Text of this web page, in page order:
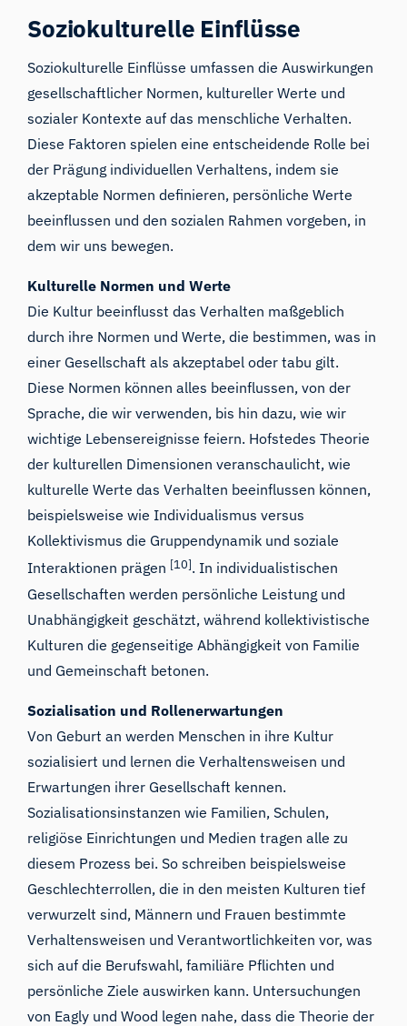
Soziokulturelle Einflüsse
Soziokulturelle Einflüsse umfassen die Auswirkungen
gesellschaftlicher Normen, kultureller Werte und
sozialer Kontexte auf das menschliche Verhalten.
Diese Faktoren spielen eine entscheidende Rolle bei
der Prägung individuellen Verhaltens, indem sie
akzeptable Normen definieren, persönliche Werte
beeinflussen und den sozialen Rahmen vorgeben, in
dem wir uns bewegen.
Kulturelle Normen und Werte
Die Kultur beeinflusst das Verhalten maßgeblich
durch ihre Normen und Werte, die bestimmen, was in
einer Gesellschaft als akzeptabel oder tabu gilt.
Diese Normen können alles beeinflussen, von der
Sprache, die wir verwenden, bis hin dazu, wie wir
wichtige Lebensereignisse feiern. Hofstedes Theorie
der kulturellen Dimensionen veranschaulicht, wie
kulturelle Werte das Verhalten beeinflussen können,
beispielsweise wie Individualismus versus
Kollektivismus die Gruppendynamik und soziale
Interaktionen prägen [10]. In individualistischen
Gesellschaften werden persönliche Leistung und
Unabhängigkeit geschätzt, während kollektivistische
Kulturen die gegenseitige Abhängigkeit von Familie
und Gemeinschaft betonen.
Sozialisation und Rollenerwartungen
Von Geburt an werden Menschen in ihre Kultur
sozialisiert und lernen die Verhaltensweisen und
Erwartungen ihrer Gesellschaft kennen.
Sozialisationsinstanzen wie Familien, Schulen,
religiöse Einrichtungen und Medien tragen alle zu
diesem Prozess bei. So schreiben beispielsweise
Geschlechterrollen, die in den meisten Kulturen tief
verwurzelt sind, Männern und Frauen bestimmte
Verhaltensweisen und Verantwortlichkeiten vor, was
sich auf die Berufswahl, familiäre Pflichten und
persönliche Ziele auswirken kann. Untersuchungen
von Eagly und Wood legen nahe, dass die Theorie der